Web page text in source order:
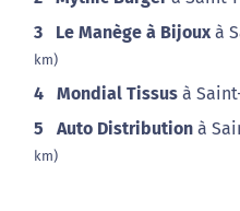
3 Le Manège à Bijoux à
km)
4 Mondial Tissus à
5 Auto Distribution à
km)